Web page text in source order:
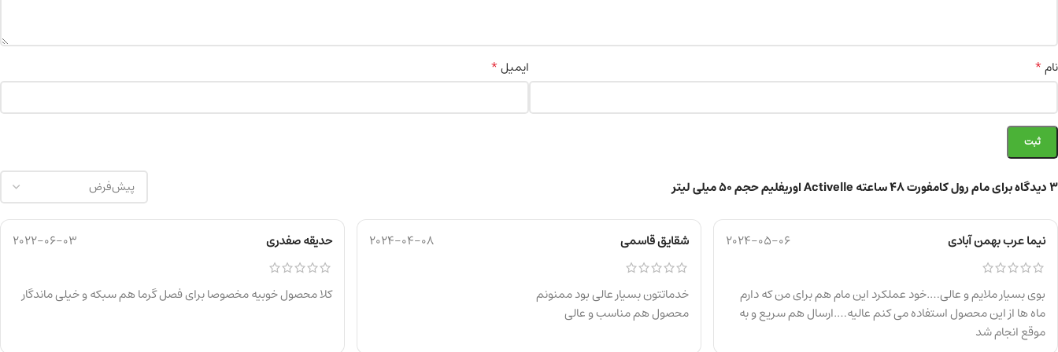
3 دیدگاه برای مام رول کامفورت 48 ساعته Activelle اوریفلیم حجم ۵۰ میلی لیتر
نیما عرب بهمن آبادی 2024-05-06
بوی بسیار ملایم و عالی….خود عملکرد این مام هم برای من که دارم
ماه ها از این محصول استفاده می کنم عالیه….ارسال هم سریع و به
موقع انجام شد
شقایق قاسمی 2024-04-08
خدماتتون بسیار عالی بود ممنونم
محصول هم مناسب و عالی
حدیقه صفدری 2022-06-03
کلا محصول خوبیه مخصوصا برای فصل گرما هم سبکه و خیلی ماندگار
نام* ایمیل*